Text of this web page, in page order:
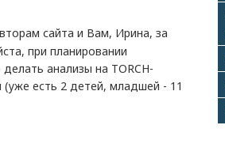
сайта и Вам, Ирина, за
при планировании
анализы на TORCH-
есть 2 детей, младшей - 11